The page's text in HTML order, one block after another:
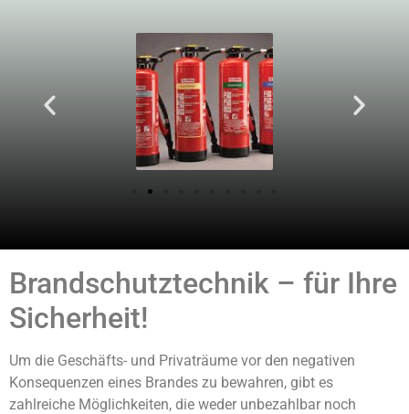
Brandschutztechnik – für Ihre
Sicherheit!
Um die Geschäfts- und Privaträume vor den negativen
Konsequenzen eines Brandes zu bewahren, gibt es
zahlreiche Möglichkeiten, die weder unbezahlbar noch